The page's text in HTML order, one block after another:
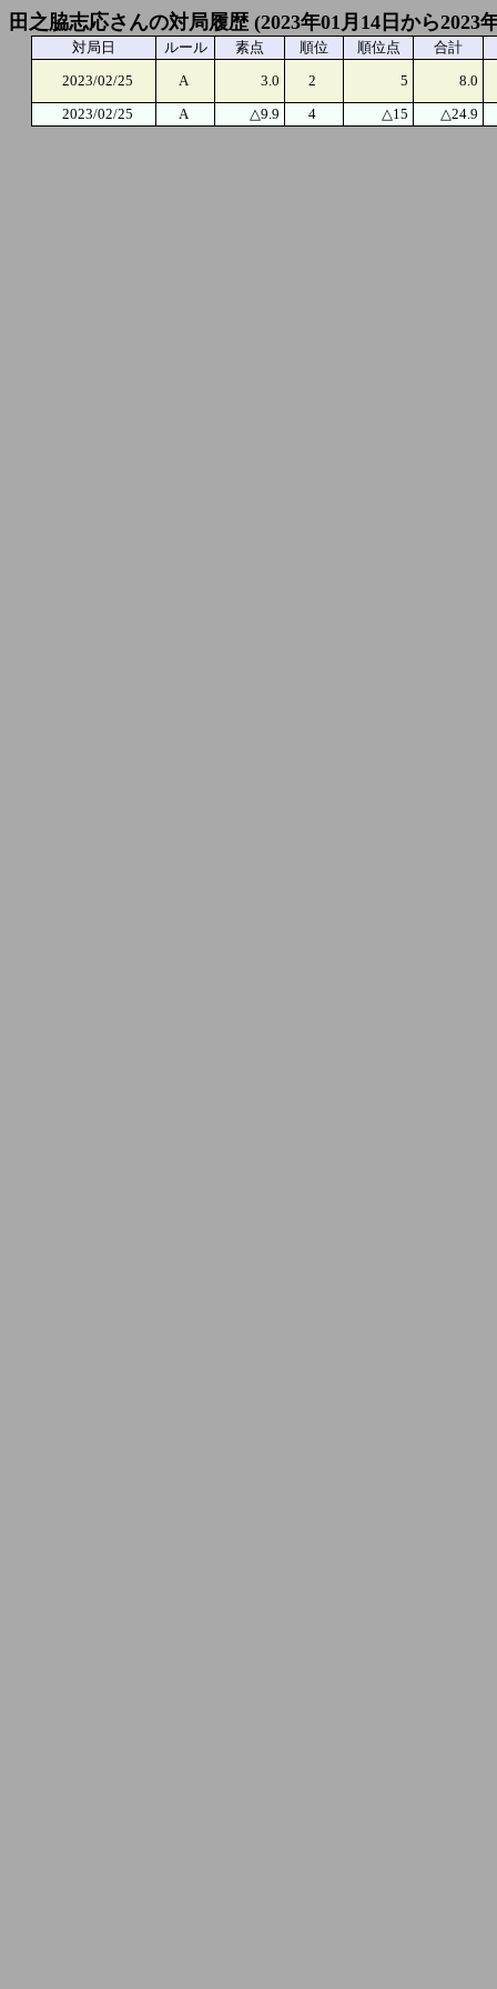
田之脇志応さんの対局履歴 (2023年01月14日から2023
対局日 ルール 素点 順位 順位点
合計
2023/02/25
A 3.0 2 5
8.0
2023/02/25
A △9.9 4 △15 △24.9